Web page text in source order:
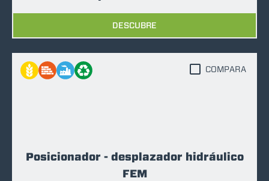
DESCUBRE
Posicionador - desplazador hidráulico
FEM
COMPARA